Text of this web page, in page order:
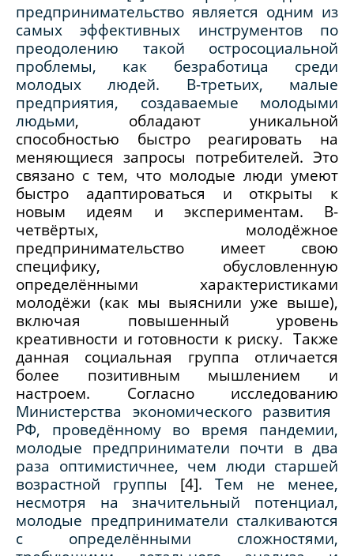
предпринимательство является одним из
самых эффективных инструментов по
преодолению такой остросоциальной
проблемы, как безработица среди
молодых людей. В-третьих, малые
предприятия, создаваемые молодыми
людьми, обладают уникальной
способностью быстро реагировать на
меняющиеся запросы потребителей. Это
связано с тем, что молодые люди умеют
быстро адаптироваться и открыты к
новым идеям и экспериментам. В-
четвёртых, молодёжное
предпринимательство имеет свою
специфику, обусловленную
определёнными характеристиками
молодёжи (как мы выяснили уже выше),
включая повышенный уровень
креативности и готовности к риску. Также
данная социальная группа отличается
более позитивным мышлением и
настроем. Согласно исследованию
Министерства экономического развития
РФ, проведённому во время пандемии,
молодые предприниматели почти в два
раза оптимистичнее, чем люди старшей
возрастной группы
[4]. Тем не менее,
несмотря на значительный потенциал,
молодые предприниматели сталкиваются
с определёнными сложностями,